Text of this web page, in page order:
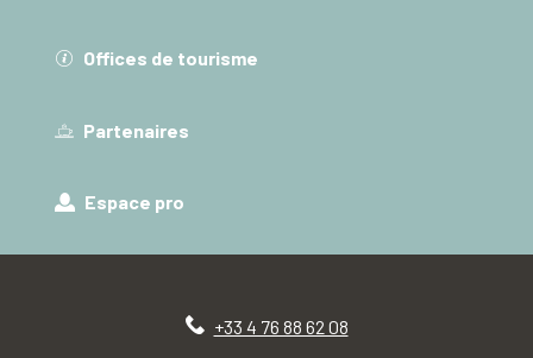
Offices de tourisme
Partenaires
Espace pro
+33 4 76 88 62 08